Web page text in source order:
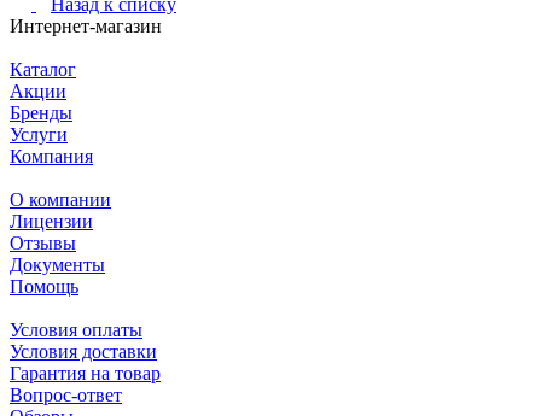
Интернет-магазин
Каталог
Акции
Бренды
Услуги
Компания
О компании
Лицензии
Отзывы
Документы
Помощь
Условия оплаты
Условия доставки
Гарантия на товар
Вопрос-ответ